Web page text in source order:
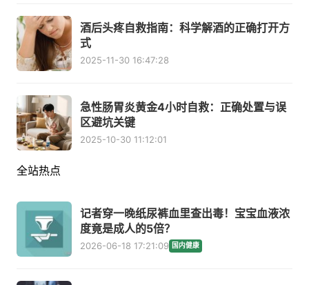
酒后头疼自救指南：科学解酒的正确打开方
式
2025-11-30 16:47:28
急性肠胃炎黄金4小时自救：正确处置与误
区避坑关键
2025-10-30 11:12:01
全站热点
记者穿一晚纸尿裤血里查出毒！宝宝血液浓
度竟是成人的5倍？
2026-06-18 17:21:09 国内健康